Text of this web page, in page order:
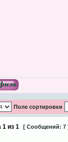
Поле сортировки
1из 1 [ Сообщений: 7